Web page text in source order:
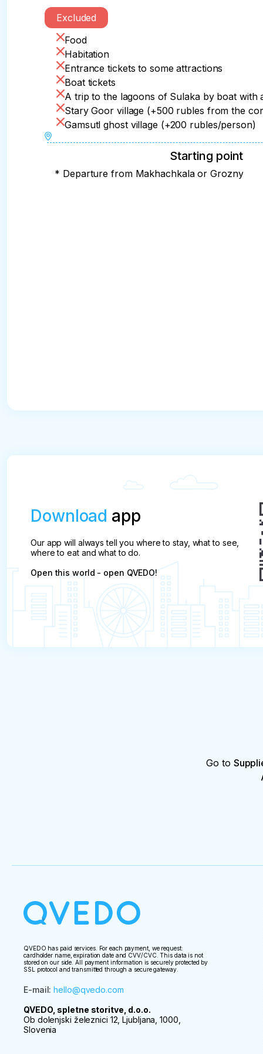
• Stary Goor village
• Troll languages. We're seeing off the sunset
• Tea party
• Return to the hotel and dinner (additional
• Return to the hotel and dinner (additional
• Gunibskaya HPP
• Return (by agreement)
Excluded
Food
Habitation
Entrance tickets to some attractions
Boat tickets
A trip to the lagoons of Sulaka by boat
Stary Goor village (+500 rubles from the
Gamsutl ghost village (+200 rubles/person)
Starting point
* Departure from Makhachkala or Grozny
Download app
Our app will always tell you where to stay, what to see,
where to eat and what to do.
Open this world - open QVEDO!
Go to
QVEDO has paid services. For each payment, we request:
cardholder name, expiration date and CVV/CVC. This data is not
stored on our side. All payment information is securely protected by
SSL protocol and transmitted through a secure gateway.
E-mail:hello@qvedo.com
QVEDO, spletne storitve, d.o.o.
Ob dolenjski železnici 12, Ljubljana, 1000,
Slovenia